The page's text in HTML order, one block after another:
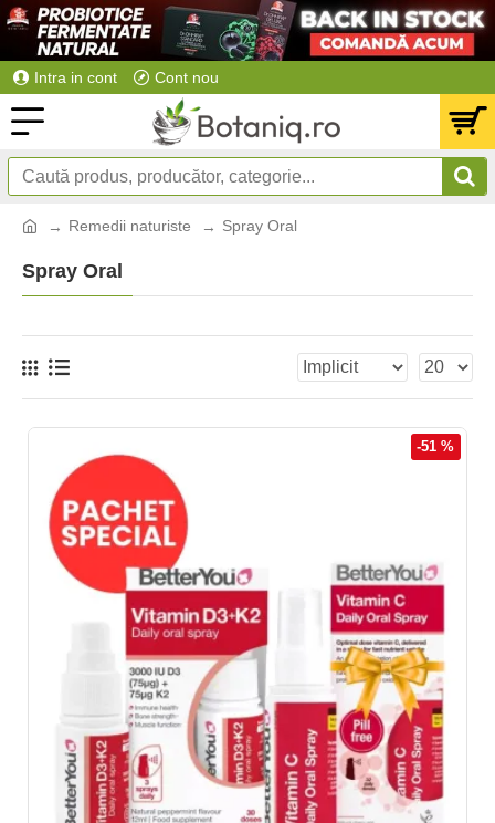
Intra in cont Cont nou
Remedii naturiste Spray Oral
Spray Oral
-51 %